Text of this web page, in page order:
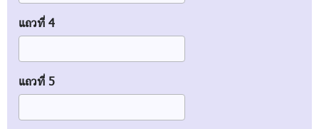
แถวที่ 4
แถวที่ 5